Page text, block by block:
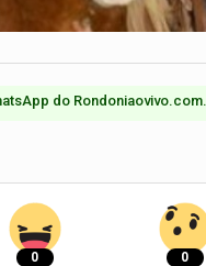
do Rondoniaovivo.com.​
0 0